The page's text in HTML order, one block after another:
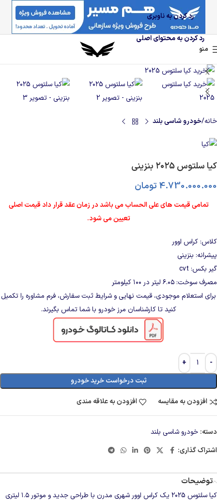
رد کردن به ناوبری
رد کردن به محتوای اصلی
منو
خانه خودرو شاسی بلند
کیا سلتوس ۲۰۲5 بنزینی
4.730.000.000 تومان
تمامی قیمت های علی الحساب می باشد در زمان عقد قرار داد قیمت اصلی
تعیین می شود.
کلاس: کراس اوور
پیشرانه: بنزینی
گیر بکس: cvt
مصرف سوخت: ۶.۰۵ لیتر در ۱۰۰ کیلومتر
برای استعلام موجودی، قیمت نهایی و شرایط ثبت سفارش، فرم مشاوره را تکمیل
کنید تا کارشناسان مرز خودرو با شما تماس بگیرند.
ثبت درخواست خرید خودرو
افزودن به مقایسه افزودن به علاقه مندی
دسته: خودرو شاسی بلند
اشتراک گذاری:
توضیحات
کیا سلتوس ۲۰۲5 یک کراس‌ اوور شهری مدرن با طراحی جدید و موتور ۱.۵ لیتری